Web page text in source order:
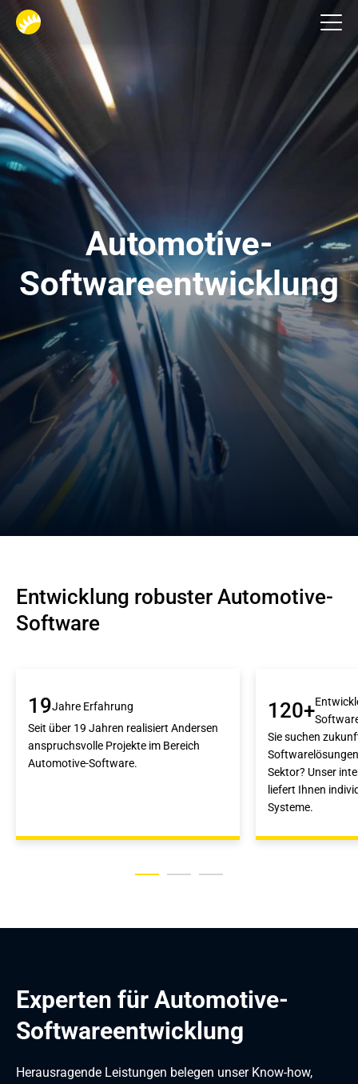
Automotive-
Softwareentwicklung
Entwicklung robuster Automotive-
Software
19Jahre Erfahrung
Seit über 19 Jahren realisiert Andersen
anspruchsvolle Projekte im Bereich
Automotive-Software.
120+
Sie suchen
Sektor? Unser
liefert Ihnen
Systeme.
Experten für Automotive-
Softwareentwicklung
Herausragende Leistungen belegen unser Know-how,